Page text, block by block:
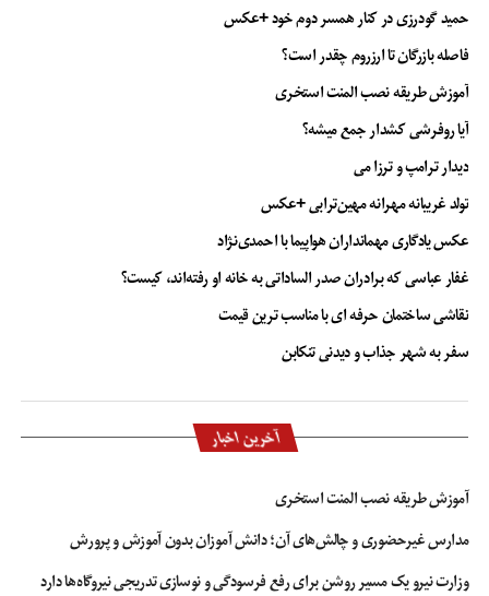
حمید گودرزی در کنار همسر دوم خود +عکس
فاصله بازرگان تا ارزروم چقدر است؟
آموزش طریقه نصب المنت استخری
آیا روفرشی کشدار جمع میشه؟
دیدار ترامپ و ترزا می
تولد غریبانه مهرانه مهین‌ترابی +عکس
عکس یادگاری مهمانداران هواپیما با احمدی‌نژاد
غفار عباسی که برادران صدر الساداتی به خانه او رفته‌اند، کیست؟
نقاشی ساختمان حرفه ای با مناسب ترین قیمت
سفر به شهر جذاب و دیدنی تنکابن
آخرین اخبار
آموزش طریقه نصب المنت استخری
مدارس غیرحضوری و چالش‌های آن؛ دانش آموزان بدون آموزش و پرورش
وزارت نیرو یک مسیر روشن برای رفع فرسودگی و نوسازی تدریجی نیروگاه‌ها دارد